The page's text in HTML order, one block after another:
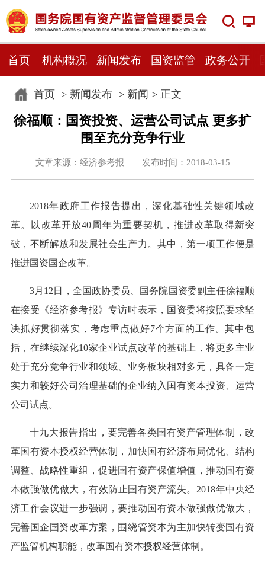
首页 机构概况 新闻发布 国资监管 政务公开
首页> 新闻发布> 新闻 > 正文
徐福顺：国资投资、运营公司试点 更多扩
围至充分竞争行业
文章来源：经济参考报 发布时间：2018-03-15
2018年政府工作报告提出，深化基础性关键领域改
革。以改革开放40周年为重要契机，推进改革取得新突
破，不断解放和发展社会生产力。其中，第一项工作便是
推进国资国企改革。
3月12日，全国政协委员、国务院国资委副主任徐福顺
在接受《经济参考报》专访时表示，国资委将按照要求坚
决抓好贯彻落实，考虑重点做好7个方面的工作。其中包
括，在继续深化10家企业试点改革的基础上，将更多主业
处于充分竞争行业和领域、业务板块相对多元，具备一定
实力和较好公司治理基础的企业纳入国有资本投资、运营
公司试点。
十九大报告指出，要完善各类国有资产管理体制，改
革国有资本授权经营体制，加快国有经济布局优化、结构
调整、战略性重组，促进国有资产保值增值，推动国有资
本做强做优做大，有效防止国有资产流失。2018年中央经
济工作会议进一步强调，要推动国有资本做强做优做大，
完善国企国资改革方案，围绕管资本为主加快转变国有资
产监管机构职能，改革国有资本授权经营体制。